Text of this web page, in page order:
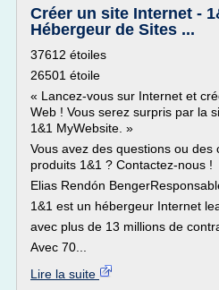
Créer un site Internet -
Hébergeur de Sites ...
37612 étoiles
26501 étoile
« Lancez-vous sur Internet et
Web ! Vous serez surpris par la
1&1 MyWebsite. »
Vous avez des questions ou des
produits 1&1 ? Contactez-nous !
Elias Rendón
1&1 est un hébergeur Internet
avec plus de 13 millions de
Avec 70...
Lire la suite